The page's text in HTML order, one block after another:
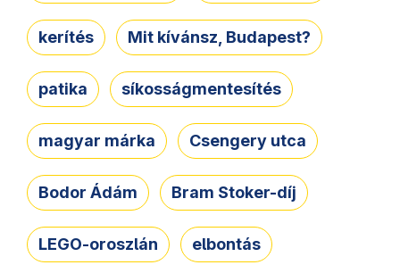
kerítés Mit kívánsz, Budapest?
patika síkosságmentesítés
magyar márka Csengery utca
Bodor Ádám Bram Stoker-díj
LEGO-oroszlán elbontás